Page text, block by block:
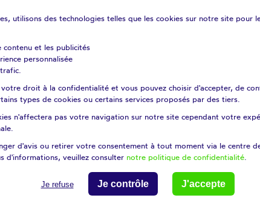
Ile-tudy
plabennec
Landévennec
Landudec
Lanneuffret
Laz
Le drennec
Le ponthou
utilisons des technologies telles que les cookies sur notre site pour
contenu et les publicités
personnalisée
votre droit à la confidentialité et vous pouvez choisir d'accepter, de
types de cookies ou certains services proposés par des tiers.
n'affectera pas votre navigation sur notre site cependant votre
d'avis ou retirer votre consentement à tout moment via le centre
d'informations, veuillez consulter notre politique de confidentialité
Je refuse Je contrôle J'accepte